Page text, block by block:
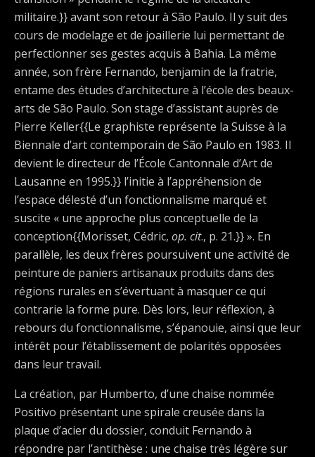
militaire.}} avant son retour à São Paulo. Il y suit des
cours de modelage et de joaillerie lui permettant de
perfectionner ses gestes acquis à Bahia. La même
année, son frère Fernando, benjamin de la fratrie,
entame des études d’architecture à l’école des beaux-
arts de São Paulo. Son stage d’assistant auprès de
Pierre Keller{{Le graphiste représente la Suisse à la
Biennale d’art contemporain de São Paulo en 1983. Il
devient le directeur de l’École Cantonnale d’Art de
Lausanne en 1995.}} l’initie à l’appréhension de
l’espace délesté d’un fonctionnalisme marqué et
suscite « une approche plus conceptuelle de la
conception{{Morisset, Cédric, op. cit., p. 21.}} ». En
parallèle, les deux frères poursuivent une activité de
peinture de paniers artisanaux produits dans des
régions rurales en s’évertuant à masquer ce qui
contrarie la forme pure. Dès lors, leur réflexion, à
rebours du fonctionnalisme, s’épanouie, ainsi que leur
intérêt pour l’établissement de polarités opposées
dans leur travail.
La création, par Humberto, d’une chaise nommée
Positivo présentant une spirale creusée dans la
plaque d’acier du dossier, conduit Fernando à
répondre par l’antithèse : une chaise très légère sur